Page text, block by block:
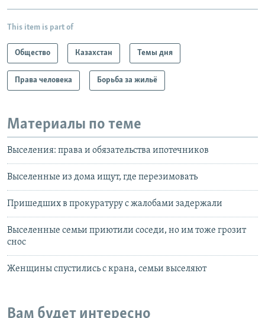
This item is part of
Общество Казахстан Темы дня
Права человека Борьба за жильё
Материалы по теме
Выселения: права и обязательства ипотечников
Выселенные из дома ищут, где перезимовать
Пришедших в прокуратуру с жалобами задержали
Выселенные семьи приютили соседи, но им тоже грозит
снос
Женщины спустились с крана, семьи выселяют
Вам будет интересно